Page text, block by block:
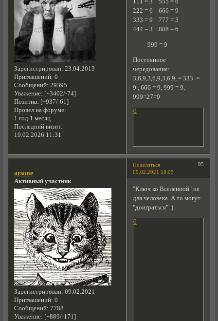
Зарегистрирован: 23.04.2013
Приглашений: 0
Сообщений: 29395
Уважение: [+3402/-74]
Позитив: [+937/-61]
Провел на форуме:
1 год 1 месяц
Последний визит:
19.02.2026 11:31
222 = 6 666 = 9
333 = 9 777 = 3
444 = 3 888 = 6
999 = 9
Постоянное
чередование:
3,6,9,3,6,9,3,6,9, = 333 =
9 , 666 = 9, 999 = 9,
999=27=9
0
Поделиться
95
09.02.2021 18:05
arsone
Активный участник
Зарегистрирован: 09.02.2021
Приглашений: 0
Сообщений: 7788
Уважение: [+889/-171]
"Ключ ко Вселенной" не
для человека. А то могут
"доиграться". )
0